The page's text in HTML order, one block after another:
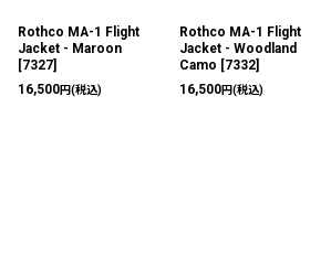
Rothco MA-1 Flight
Jacket - Maroon
[7327]
16,500円(税込)
Rothco MA-1 Flight
Jacket - Woodland
Camo [7332]
16,500円(税込)